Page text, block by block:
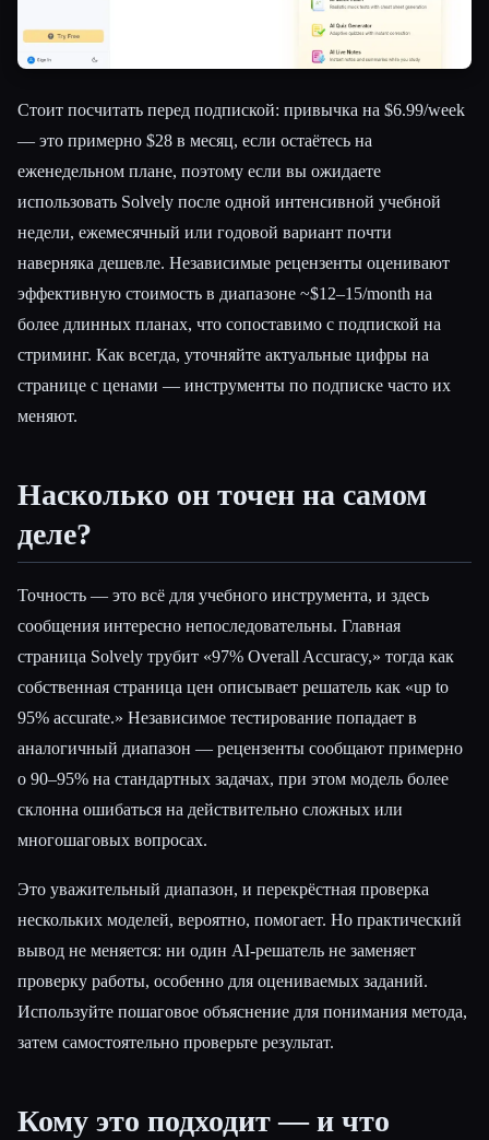
Стоит посчитать перед подпиской: привычка на $6.99/week
— это примерно $28 в месяц, если остаётесь на
еженедельном плане, поэтому если вы ожидаете
использовать Solvely после одной интенсивной учебной
недели, ежемесячный или годовой вариант почти
наверняка дешевле. Независимые рецензенты оценивают
эффективную стоимость в диапазоне ~$12–15/month на
более длинных планах, что сопоставимо с подпиской на
стриминг. Как всегда, уточняйте актуальные цифры на
странице с ценами — инструменты по подписке часто их
меняют.
Насколько он точен на самом
деле?
Точность — это всё для учебного инструмента, и здесь
сообщения интересно непоследовательны. Главная
страница Solvely трубит «97% Overall Accuracy,» тогда как
собственная страница цен описывает решатель как «up to
95% accurate.» Независимое тестирование попадает в
аналогичный диапазон — рецензенты сообщают примерно
о 90–95% на стандартных задачах, при этом модель более
склонна ошибаться на действительно сложных или
многошаговых вопросах.
Это уважительный диапазон, и перекрёстная проверка
нескольких моделей, вероятно, помогает. Но практический
вывод не меняется: ни один AI-решатель не заменяет
проверку работы, особенно для оцениваемых заданий.
Используйте пошаговое объяснение для понимания метода,
затем самостоятельно проверьте результат.
Кому это подходит — и что